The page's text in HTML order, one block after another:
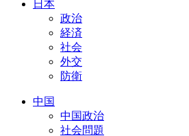
日本
政治
経済
社会
外交
防衛
中国
中国政治
社会問題